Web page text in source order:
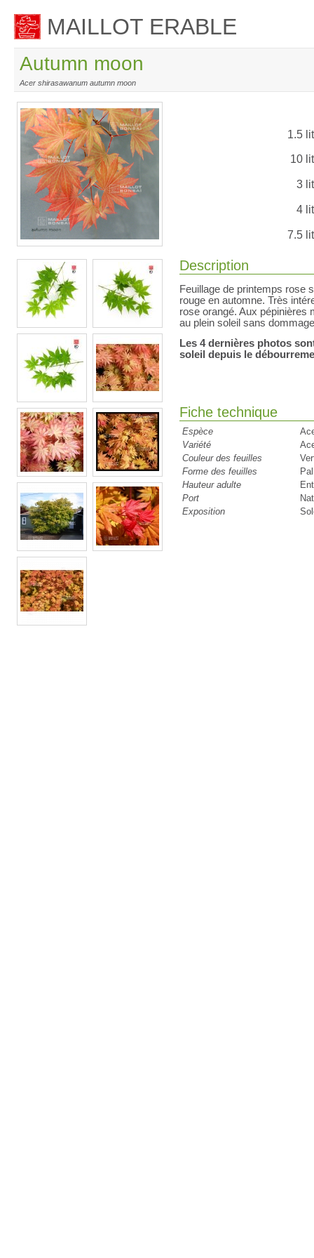
MAILLOT ERABLE
Autumn moon
Acer shirasawanum autumn moon
1.5
10
3
4
7.5
Description
Feuillage de printemps rose
rouge en automne. Très
rose orangé. Aux pépinières
au plein soleil sans
Les 4 dernières photos
soleil depuis le
Fiche technique
Espèce
Variété
Couleur des feuilles
Forme des feuilles
Hauteur adulte
Port
Exposition